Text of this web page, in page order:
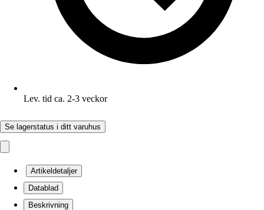
Lev. tid ca. 2-3 veckor
Se lagerstatus i ditt varuhus
Artikeldetaljer
Datablad
Beskrivning